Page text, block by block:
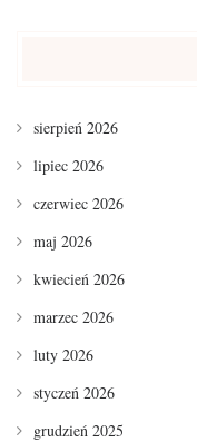
sierpień 2026
lipiec 2026
czerwiec 2026
maj 2026
kwiecień 2026
marzec 2026
luty 2026
styczeń 2026
grudzień 2025